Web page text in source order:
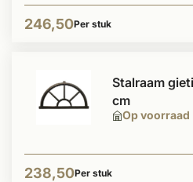
246,50Per stuk
Op voorraad
Stalraam
cm
238,50Per stuk